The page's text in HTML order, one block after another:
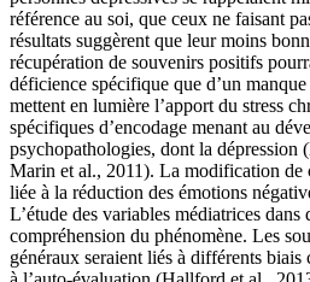
référence au soi, que ceux ne faisant
résultats suggèrent que leur moins
récupération de souvenirs positifs
déficience spécifique que d’un
mettent en lumière l’apport du stress
spécifiques d’encodage menant au
psychopathologies, dont la
Marin et al., 2011). La modification de
liée à la réduction des émotions
L’étude des variables médiatrices dans
compréhension du phénomène. Les
généraux seraient liés à différents